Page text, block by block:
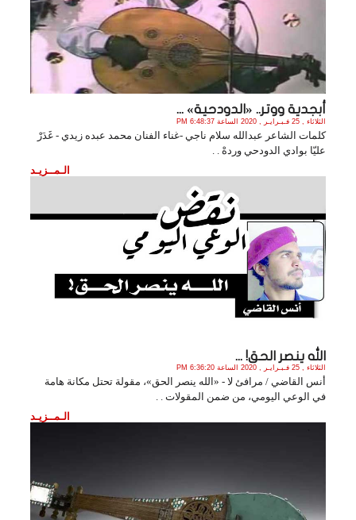
أبجدية ووتر.. «الدودحية» ...
الثلاثاء , 25 فـبـرايـر , 2020 الساعة 6:48:37 PM
كلمات الشاعر عبدالله سلام ناجي -غناء الفنان محمد عبده زيدي - غَدَرْ
عليّا بوادي الدودحي وردهْ . .
الـمــزيـد
الله ينصر الحق! ...
الثلاثاء , 25 فـبـرايـر , 2020 الساعة 6:36:20 PM
أنس القاضي / مرافئ لا - «الله ينصر الحق»، مقولة تحتل مكانة هامة
في الوعي اليومي، من ضمن المقولات . .
الـمــزيـد